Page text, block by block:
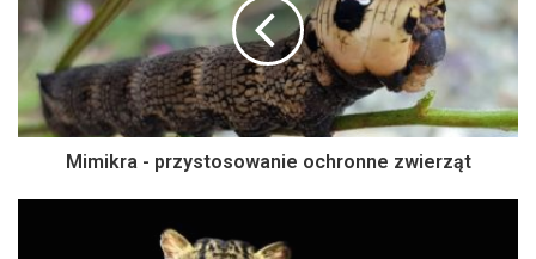
Mimikra - przystosowanie ochronne zwierząt